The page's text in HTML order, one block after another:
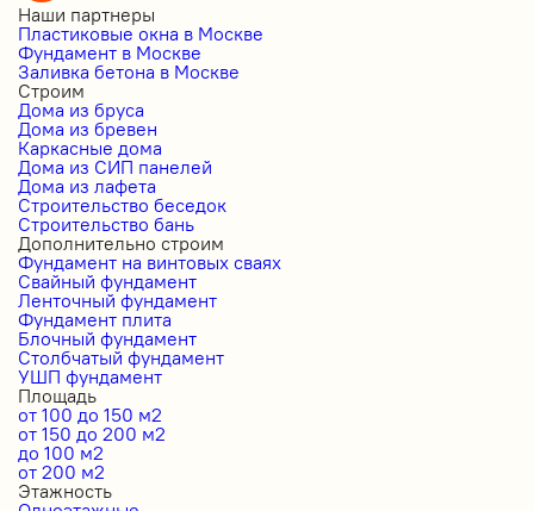
Наши партнеры
Пластиковые окна в Москве
Фундамент в Москве
Заливка бетона в Москве
Строим
Дома из бруса
Дома из бревен
Каркасные дома
Дома из СИП панелей
Дома из лафета
Строительство беседок
Строительство бань
Дополнительно строим
Фундамент на винтовых сваях
Свайный фундамент
Ленточный фундамент
Фундамент плита
Блочный фундамент
Столбчатый фундамент
УШП фундамент
Площадь
от 100 до 150 м2
от 150 до 200 м2
до 100 м2
от 200 м2
Этажность